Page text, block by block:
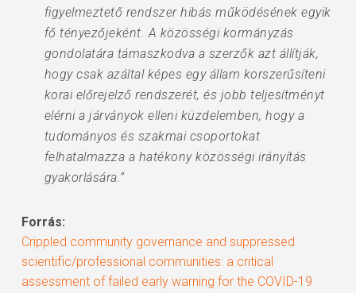
figyelmeztető rendszer hibás működésének egyik
fő tényezőjeként. A közösségi kormányzás
gondolatára támaszkodva a szerzők azt állítják,
hogy csak azáltal képes egy állam korszerűsíteni
korai előrejelző rendszerét, és jobb teljesítményt
elérni a járványok elleni küzdelemben, hogy a
tudományos és szakmai csoportokat
felhatalmazza a hatékony közösségi irányítás
gyakorlására.”
Forrás:
Crippled community governance and suppressed
scientific/professional communities: a critical
assessment of failed early warning for the COVID-19